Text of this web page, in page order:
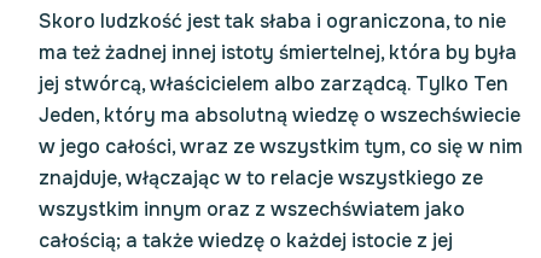
Skoro ludzkość jest tak słaba i ograniczona, to nie
ma też żadnej innej istoty śmiertelnej, która by była
jej stwórcą, właścicielem albo zarządcą. Tylko Ten
Jeden, który ma absolutną wiedzę o wszechświecie
w jego całości, wraz ze wszystkim tym, co się w nim
znajduje, włączając w to relacje wszystkiego ze
wszystkim innym oraz z wszechświatem jako
całością; a także wiedzę o każdej istocie z jej